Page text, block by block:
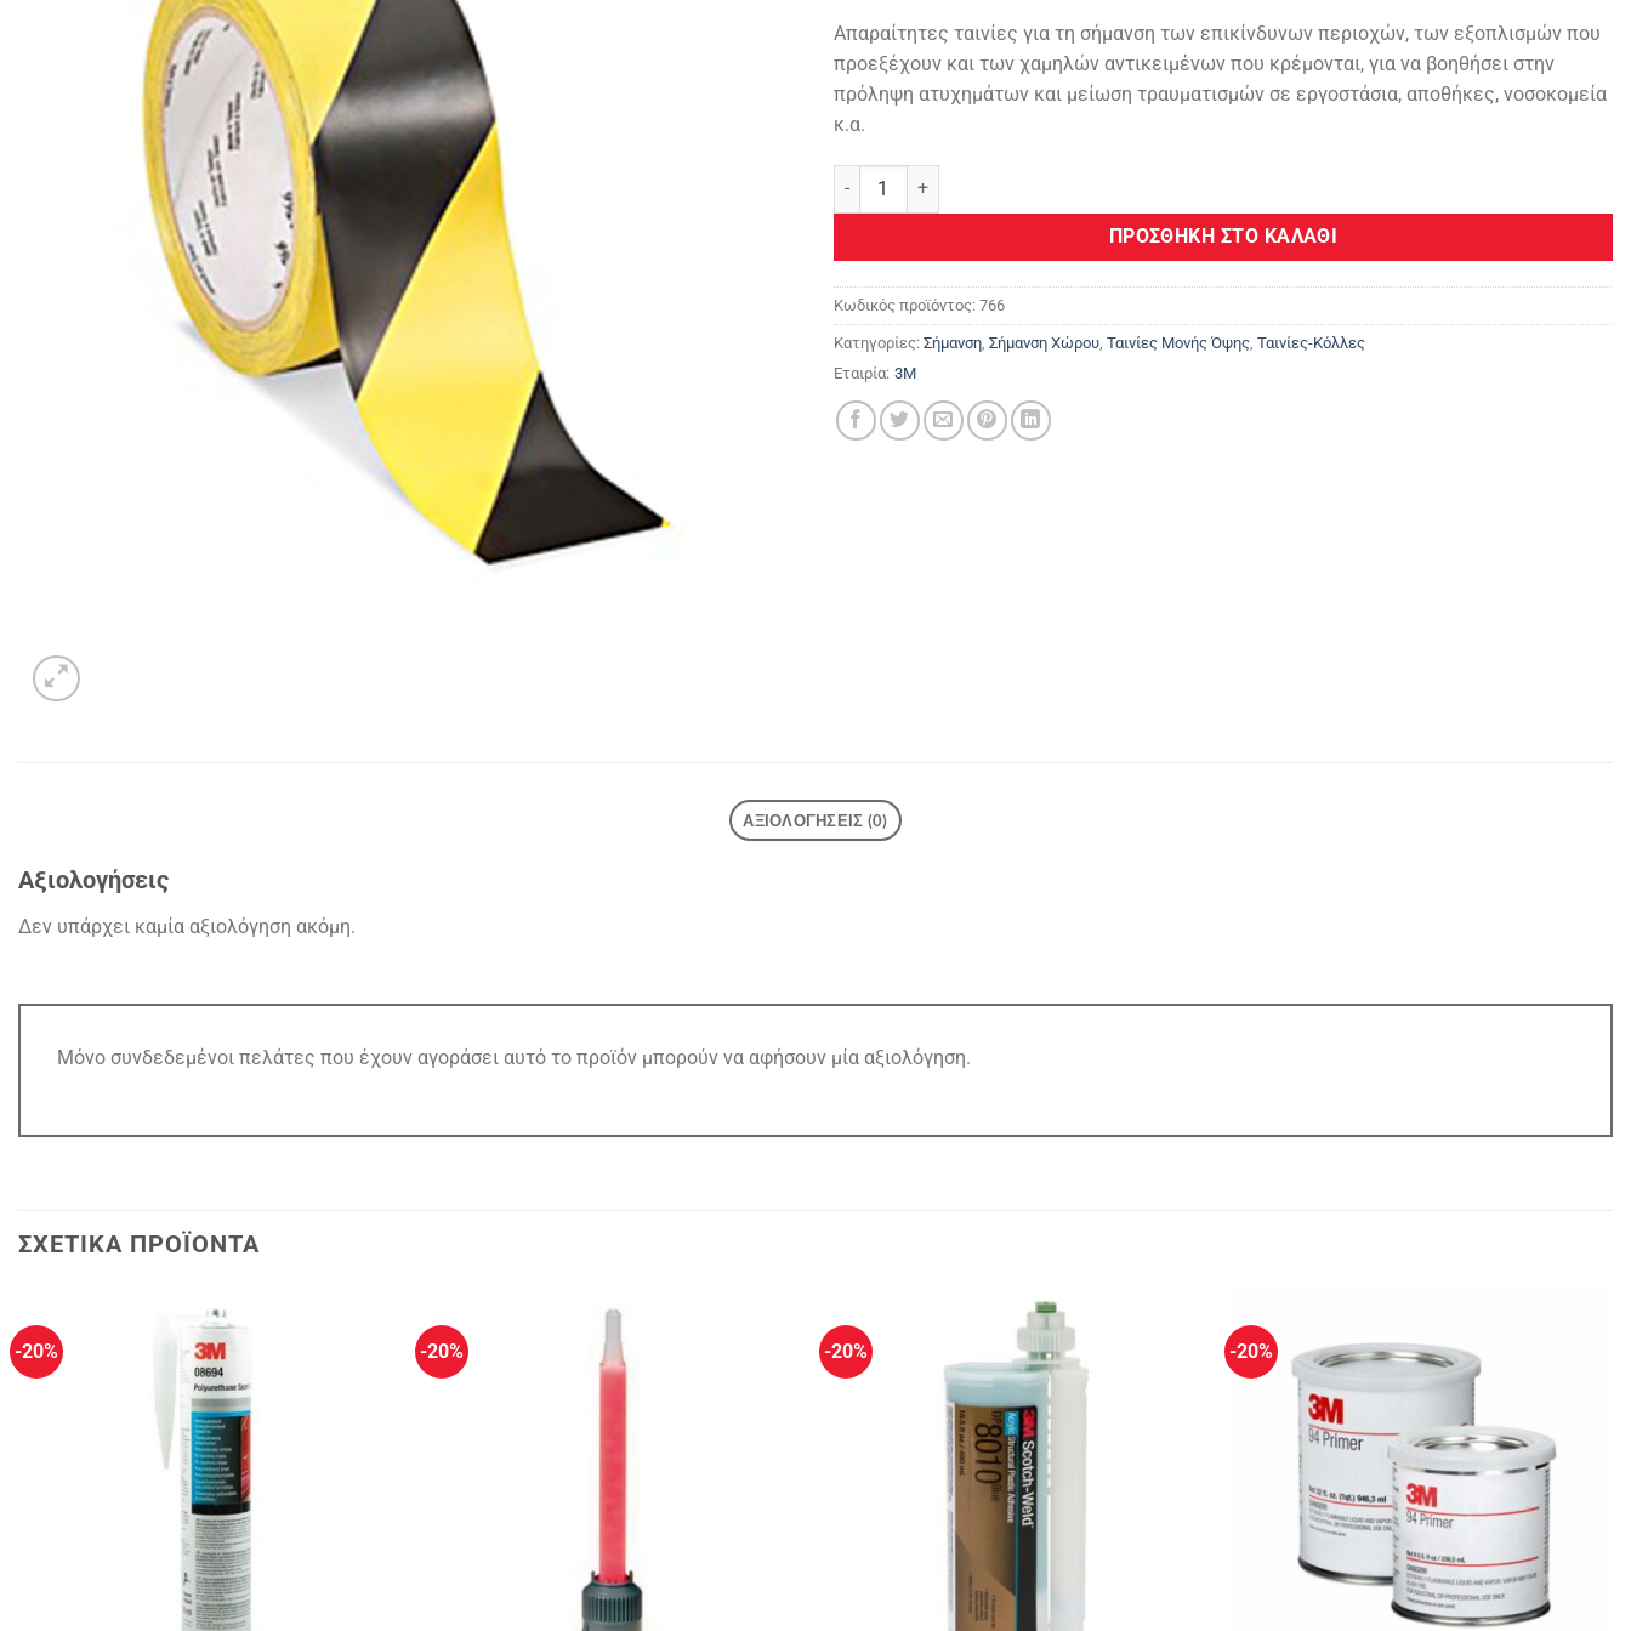
9,90 €.
Απαραίτητες ταινίες για τη σήμανση των επικίνδυνων περιοχών, των εξοπλισμών που
προεξέχουν και των χαμηλών αντικειμένων που κρέμονται, για να βοηθήσει στην
πρόληψη ατυχημάτων και μείωση τραυματισμών σε εργοστάσια, αποθήκες, νοσοκομεία
κ.α.
3Μ™ Ταινία Σήμανσης Κινδύνων 766 ποσότητα
ΠΡΟΣΘΉΚΗ ΣΤΟ ΚΑΛΆΘΙ
Κωδικός προϊόντος: 766
Κατηγορίες: Σήμανση Σήμανση Χώρου Ταινίες Μονής Όψης Ταινίες-Κόλλες
Εταιρία: 3M
ΑΞΙΟΛΟΓΉΣΕΙΣ (0)
Αξιολογήσεις
Δεν υπάρχει καμία αξιολόγηση ακόμη.
Μόνο συνδεδεμένοι πελάτες που έχουν αγοράσει αυτό το προϊόν μπορούν να αφήσουν μία αξιολόγηση.
ΣΧΕΤΙΚΆ ΠΡΟΪΌΝΤΑ
-20% -20% -20% -20%